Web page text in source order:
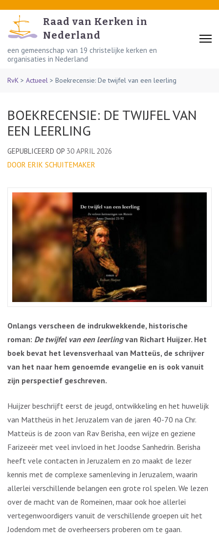
content
(Press
Enter)
Raad van Kerken in
Nederland
een gemeenschap van 19 christelijke kerken en
organisaties in Nederland
RvK > Actueel > Boekrecensie: De twijfel van een leerling
BOEKRECENSIE: DE TWIJFEL VAN
EEN LEERLING
GEPUBLICEERD OP 30 APRIL 2026
DOOR ERIK SCHUITEMAKER
Onlangs verscheen de indrukwekkende, historische
roman: De twijfel van een leerlingvan Richart Huijzer. Het
boek bevat het levensverhaal van Matteüs, de schrijver
van het naar hem genoemde evangelie en is ook vanuit
zijn perspectief geschreven.
Huijzer beschrijft eerst de jeugd, ontwikkeling en het huwelijk
van Mattheüs in het Jeruzalem van de jaren 40-70 na Chr.
Matteüs is de zoon van Rav Berisha, een wijze en geziene
Farizeeër met veel invloed in het Joodse Sanhedrin. Berisha
heeft vele contacten in Jeruzalem en zo maakt de lezer
kennis met de complexe samenleving in Jeruzalem, waarin
allerlei verschillende belangen een grote rol spelen. We lezen
over de macht van de Romeinen, maar ook hoe allerlei
vertegenwoordigers vanuit de verschillende groepen uit het
Jodendom met de overheersers proberen om te gaan.